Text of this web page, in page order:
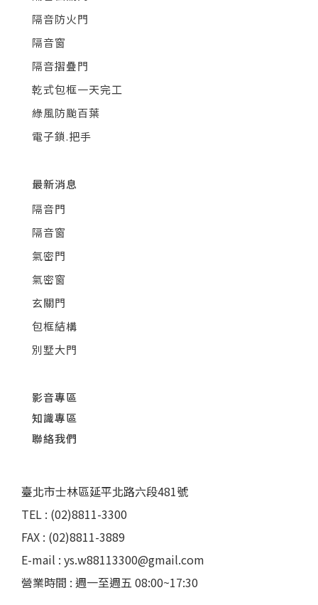
隔音防火門
隔音窗
隔音摺疊門
乾式包框一天完工
綠風防颱百葉
電子鎖.把手
最新消息
隔音門
隔音窗
氣密門
氣密窗
玄關門
包框結構
別墅大門
影音專區
知識專區
聯絡我們
臺北市士林區延平北路六段481號
TEL : (02)8811-3300
FAX : (02)8811-3889
E-mail : ys.w88113300@gmail.com
營業時間 : 週一至週五 08:00~17:30